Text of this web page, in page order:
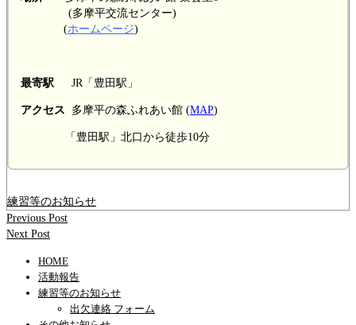
(多摩平交流センター)
(ホームページ)
最寄駅 JR「豊田駅」
アクセス 多摩平の森ふれあい館 (MAP)
「豊田駅」北口から徒歩10分
練習等のお知らせ
Previous Post
Next Post
HOME
活動報告
練習等のお知らせ
出欠連絡 フォーム